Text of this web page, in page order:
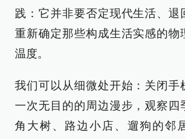
践：它并非要否定现代生活、退
重新确定那些构成生活实感的物
温度。
我们可以从细微处开始：关闭手
一次无目的的周边漫步，观察四
角大树、路边小店、遛狗的邻